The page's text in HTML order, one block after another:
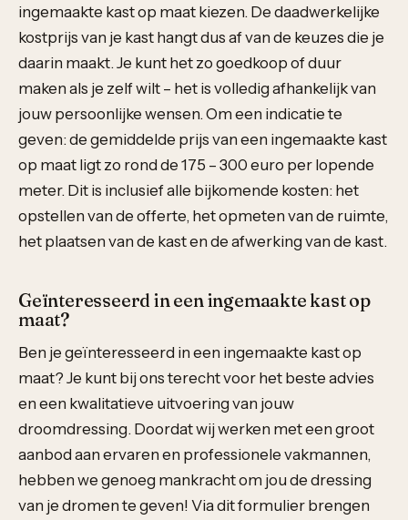
ingemaakte kast op maat kiezen. De daadwerkelijke
kostprijs van je kast hangt dus af van de keuzes die je
daarin maakt. Je kunt het zo goedkoop of duur
maken als je zelf wilt – het is volledig afhankelijk van
jouw persoonlijke wensen. Om een indicatie te
geven: de gemiddelde prijs van een ingemaakte kast
op maat ligt zo rond de 175 – 300 euro per lopende
meter. Dit is inclusief alle bijkomende kosten: het
opstellen van de offerte, het opmeten van de ruimte,
het plaatsen van de kast en de afwerking van de kast.
Geïnteresseerd in een ingemaakte kast op
maat?
Ben je geïnteresseerd in een ingemaakte kast op
maat? Je kunt bij ons terecht voor het beste advies
en een kwalitatieve uitvoering van jouw
droomdressing. Doordat wij werken met een groot
aanbod aan ervaren en professionele vakmannen,
hebben we genoeg mankracht om jou de dressing
van je dromen te geven! Via dit formulier brengen